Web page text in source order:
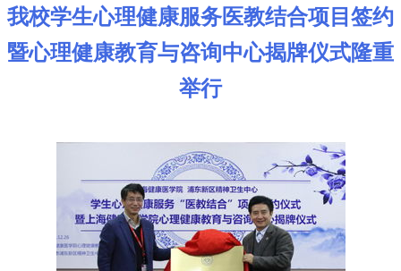
我校学生心理健康服务医教结合项目签约
暨心理健康教育与咨询中心揭牌仪式隆重
举行